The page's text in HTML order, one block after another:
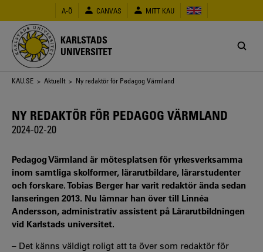
huvudinnehåll
A-Ö CANVAS MITT KAU
KARLSTADS
UNIVERSITET
Länkstig
KAU.SE > Aktuellt > Ny redaktör för Pedagog Värmland
NY REDAKTÖR FÖR PEDAGOG VÄRMLAND
2024-02-20
Pedagog Värmland är mötesplatsen för yrkesverksamma
inom samtliga skolformer, lärarutbildare, lärarstudenter
och forskare. Tobias Berger har varit redaktör ända sedan
lanseringen 2013. Nu lämnar han över till Linnéa
Andersson, administrativ assistent på Lärarutbildningen
vid Karlstads universitet.
– Det känns väldigt roligt att ta över som redaktör för